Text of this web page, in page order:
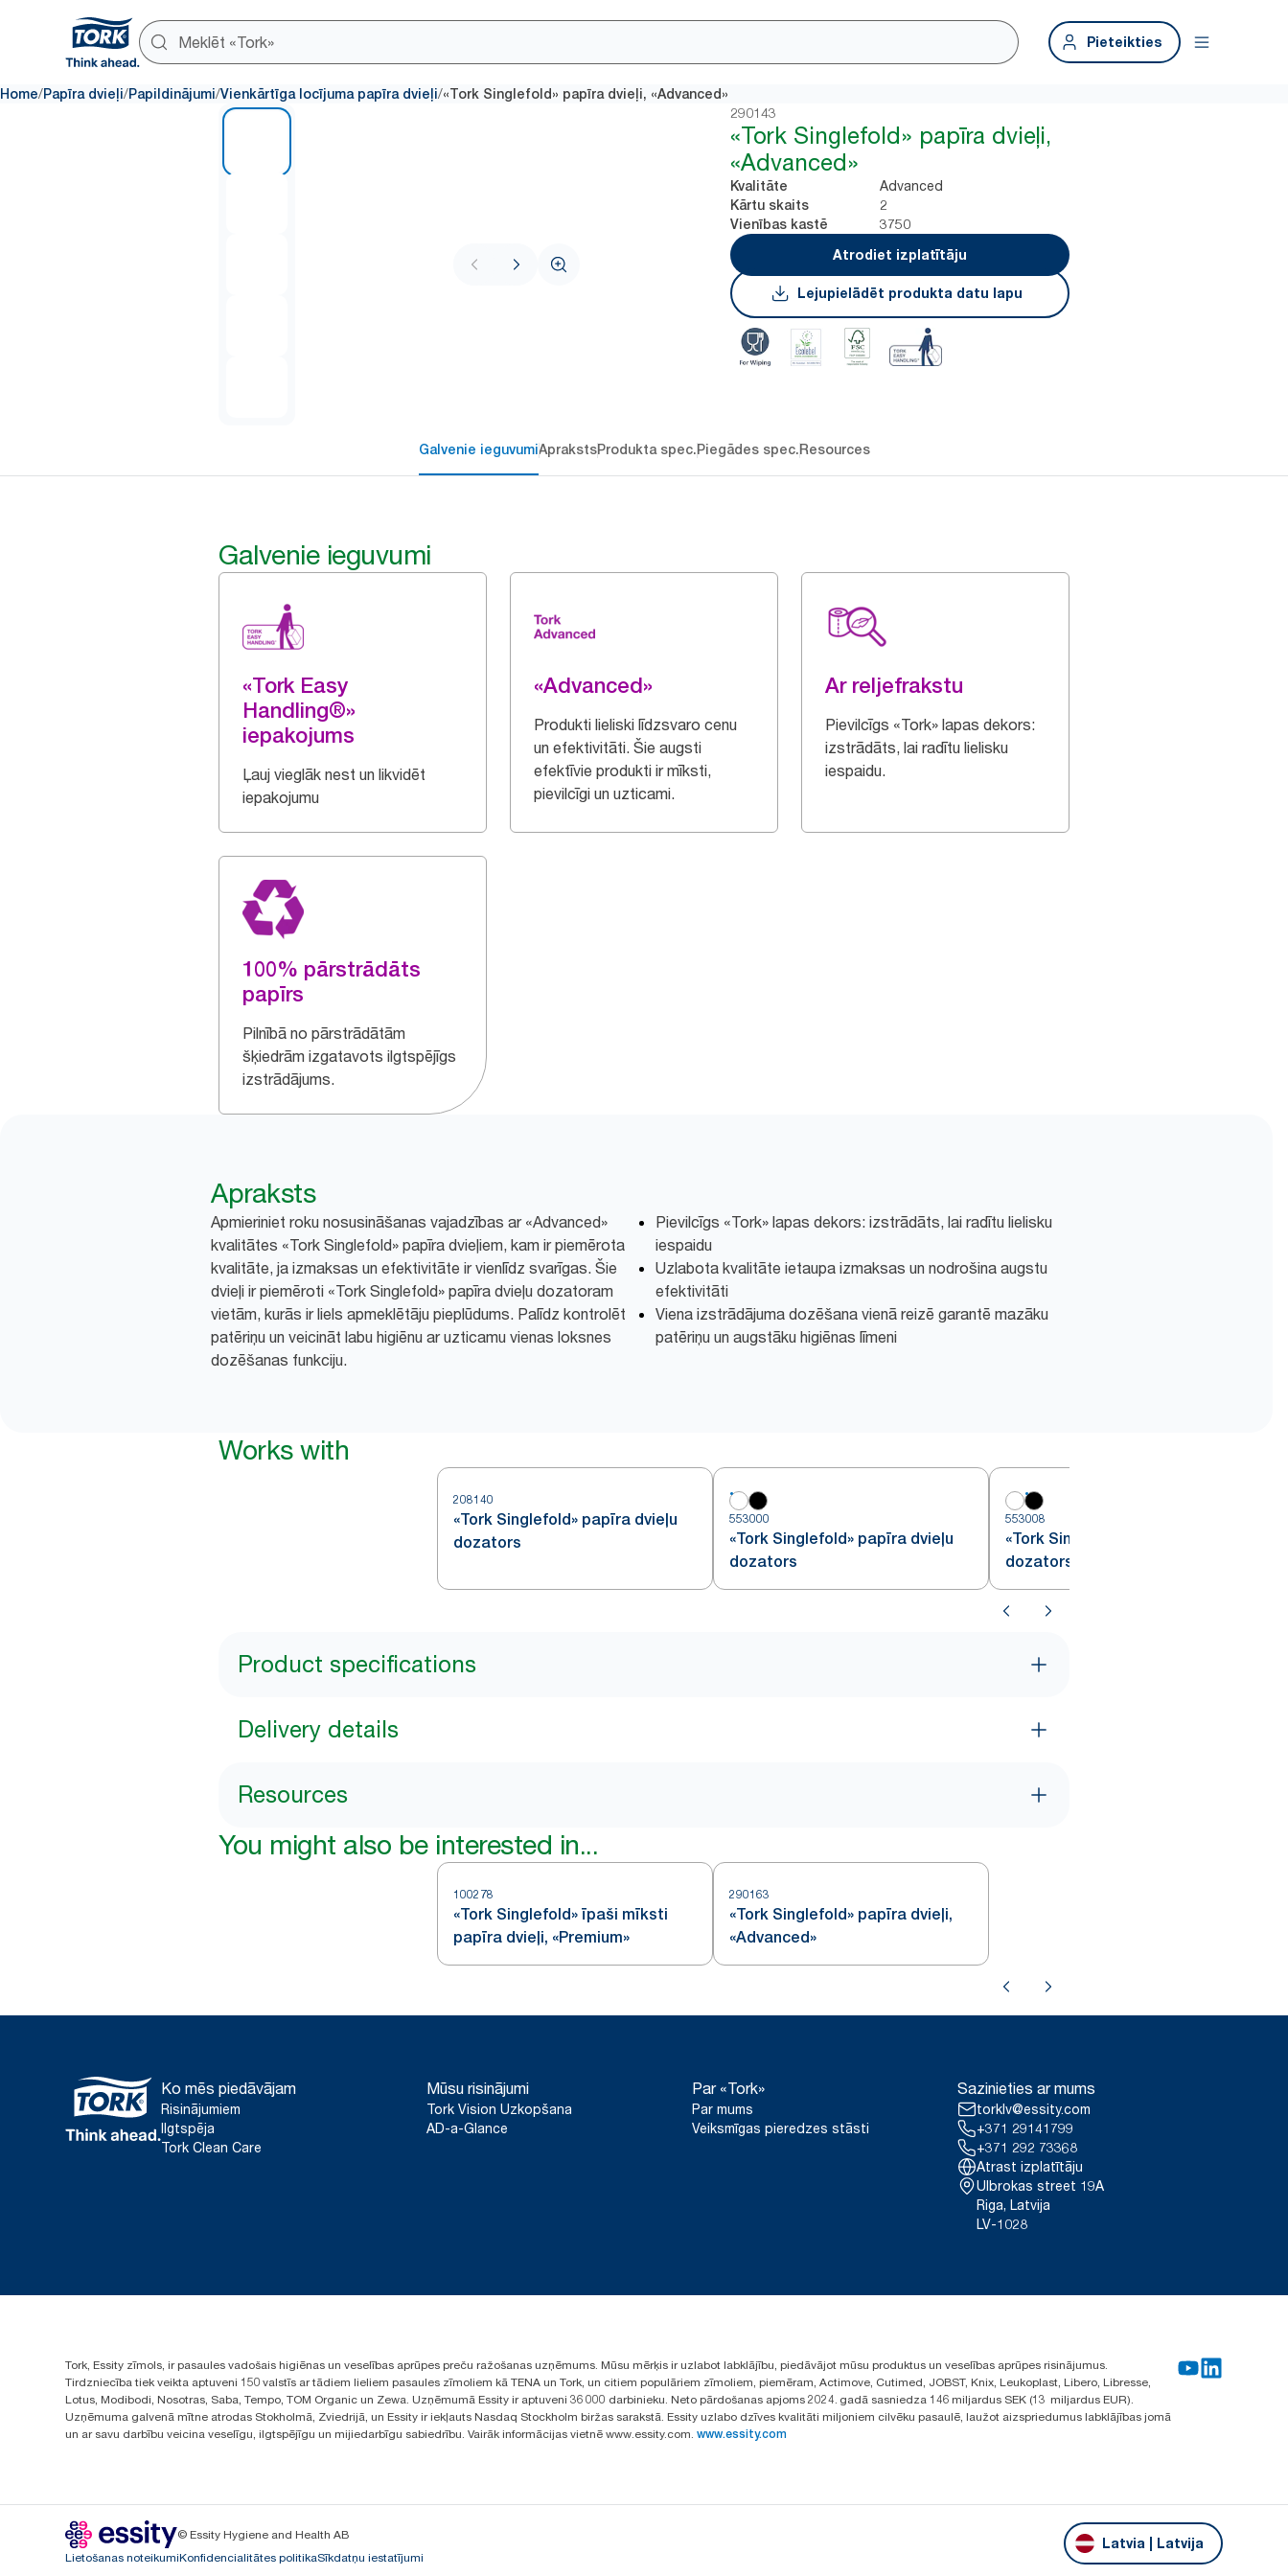
Pieteikties
Home/Papīra dvieļi/Papildinājumi/Vienkārtīga locījuma papīra dvieļi/«Tork Singlefold» papīra dvieļi, «Advanced»
290143
«Tork Singlefold» papīra dvieļi,
«Advanced»
Kvalitāte Advanced
Kārtu skaits 2
Vienības kastē
3750
Atrodiet izplatītāju
Lejupielādēt produkta datu lapu
Galvenie ieguvumiAprakstsProdukta spec.Piegādes spec.Resources
Galvenie ieguvumi
«Tork Easy
Handling®»
iepakojums
Ļauj vieglāk nest un likvidēt
iepakojumu
«Advanced»
Produkti lieliski līdzsvaro cenu
un efektivitāti. Šie augsti
efektīvie produkti ir mīksti,
pievilcīgi un uzticami.
Ar reljefrakstu
Pievilcīgs «Tork» lapas dekors:
izstrādāts, lai radītu lielisku
iespaidu.
100% pārstrādāts
papīrs
Pilnībā no pārstrādātām
šķiedrām izgatavots ilgtspējīgs
izstrādājums.
Apraksts
Apmieriniet roku nosusināšanas vajadzības ar «Advanced»
kvalitātes «Tork Singlefold» papīra dvieļiem, kam ir piemērota
kvalitāte, ja izmaksas un efektivitāte ir vienlīdz svarīgas. Šie
dvieļi ir piemēroti «Tork Singlefold» papīra dvieļu dozatoram
vietām, kurās ir liels apmeklētāju pieplūdums. Palīdz kontrolēt
patēriņu un veicināt labu higiēnu ar uzticamu vienas loksnes
dozēšanas funkciju.
Pievilcīgs «Tork» lapas dekors: izstrādāts, lai radītu lielisku
iespaidu
Uzlabota kvalitāte ietaupa izmaksas un nodrošina augstu
efektivitāti
Viena izstrādājuma dozēšana vienā reizē garantē mazāku
patēriņu un augstāku higiēnas līmeni
Works with
208140
«Tork Singlefold» papīra dvieļu
dozators
553000
«Tork Singlefold» papīra dvieļu
dozators
553008
«Tork Singlefold» papīra dvieļu
dozators
Product specifications
Delivery details
Resources
You might also be interested in...
100278
«Tork Singlefold» īpaši mīksti
papīra dvieļi, «Premium»
290163
«Tork Singlefold» papīra dvieļi,
«Advanced»
Ko mēs piedāvājam
Risinājumiem
Ilgtspēja
Tork Clean Care
Mūsu risinājumi
Tork Vision Uzkopšana
AD-a-Glance
Par «Tork»
Par mums
Veiksmīgas pieredzes stāsti
Sazinieties ar mums
torklv@essity.com
+371 29141799
+371 292 73368
Atrast izplatītāju
Ulbrokas street 19A
Riga, Latvija
LV-1028
Tork, Essity zīmols, ir pasaules vadošais higiēnas un veselības aprūpes preču ražošanas uzņēmums. Mūsu mērķis ir uzlabot labklājību, piedāvājot mūsu produktus un veselības aprūpes risinājumus.
Tirdzniecība tiek veikta aptuveni 150 valstīs ar tādiem lieliem pasaules zīmoliem kā TENA un Tork, un citiem populāriem zīmoliem, piemēram, Actimove, Cutimed, JOBST, Knix, Leukoplast, Libero, Libresse,
Lotus, Modibodi, Nosotras, Saba, Tempo, TOM Organic un Zewa. Uzņēmumā Essity ir aptuveni 36 000 darbinieku. Neto pārdošanas apjoms 2024. gadā sasniedza 146 miljardus SEK (13 miljardus EUR).
Uzņēmuma galvenā mītne atrodas Stokholmā, Zviedrijā, un Essity ir iekļauts Nasdaq Stockholm biržas sarakstā. Essity uzlabo dzīves kvalitāti miljoniem cilvēku pasaulē, laužot aizspriedumus labklājības jomā
un ar savu darbību veicina veselīgu, ilgtspējīgu un mijiedarbīgu sabiedrību. Vairāk informācijas vietnē www.essity.com. www.essity.com
© Essity Hygiene and Health AB
Lietošanas noteikumiKonfidencialitātes politikaSīkdatņu iestatījumi
Latvia | Latvija